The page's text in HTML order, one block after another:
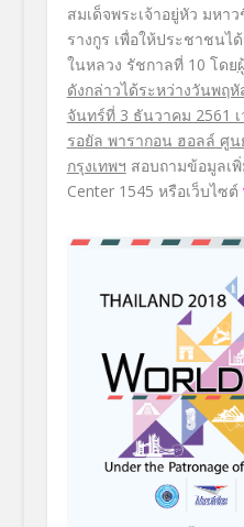
สมเด็จพระเจ้าอยู่หัว มหา
รางกูร เพื่อให้ประชาชนไ
ในหลวง รัชกาลที่ 10 โดย
ดังกล่าวได้ระหว่างวันพฤ
จันทร์ที่ 3 ธันวาคม 2561
รอยัล พารากอน ฮอลล์ ศู
กรุงเทพฯ สอบถามข้อมูลเ
Center 1545 หรือเว็บไซต์